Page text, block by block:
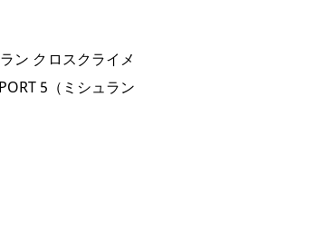
ン クロスクライメ
5（ミシュラン